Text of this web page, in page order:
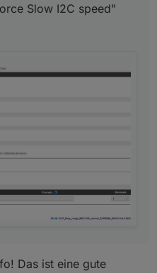
noch optimieren. Aktuell
Himmel ausgerichtet,
das Regenwasser
verbleibt) die Temperatur.
leicht schräg anbringen,
Slow I2C speed"
Das ist eine gute